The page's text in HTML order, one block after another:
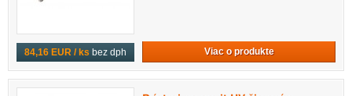
84,16 EUR / ks bez dph Viac o produkte